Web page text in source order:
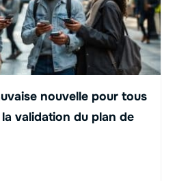
nouvelle pour tous
validation du plan de